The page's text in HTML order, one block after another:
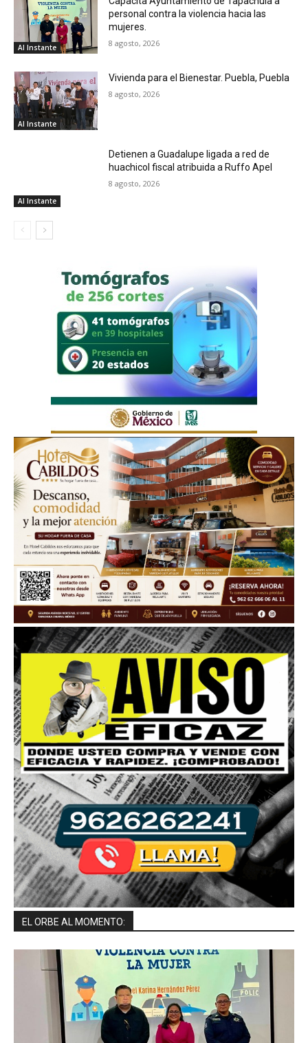
Al Instante
personal contra la violencia hacia las
mujeres.
8 agosto, 2026
Al Instante
Vivienda para el Bienestar. Puebla, Puebla
8 agosto, 2026
Al Instante
Detienen a Guadalupe ligada a red de
huachicol fiscal atribuida a Ruffo Apel
8 agosto, 2026
EL ORBE AL MOMENTO: